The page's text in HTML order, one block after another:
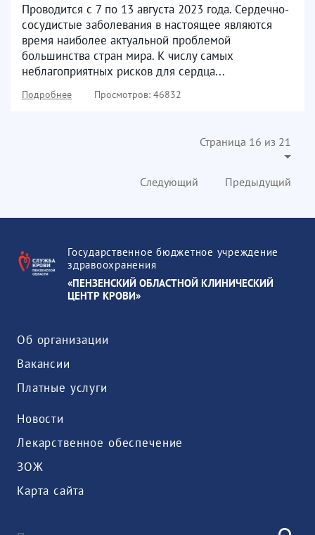
Проводится с 7 по 13 августа 2023 года. Сердечно-
сосудистые заболевания в настоящее являются
время наиболее актуальной проблемой
большинства стран мира. К числу самых
неблагоприятных рисков для сердца...
Подробнее Просмотров: 46832
Страница 16 из 21
Предыдущий
Следующий
Государственное бюджетное учреждение
здравоохранения
«ПЕНЗЕНСКИЙ ОБЛАСТНОЙ КЛИНИЧЕСКИЙ
ЦЕНТР КРОВИ»
Об организации
Вакансии
Платные услуги
Новости
Лекарственное обеспечение
ЗОЖ
Карта сайта